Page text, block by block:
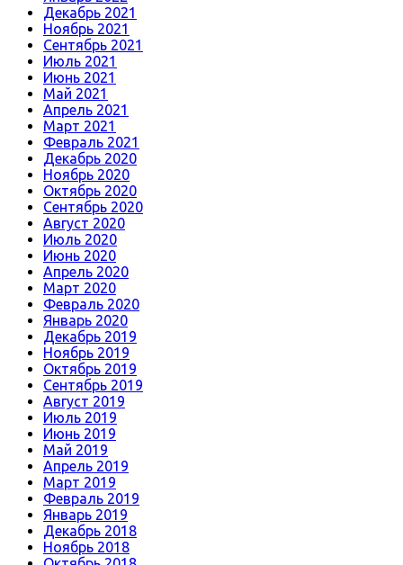
Декабрь 2021
Ноябрь 2021
Сентябрь 2021
Июль 2021
Июнь 2021
Май 2021
Апрель 2021
Март 2021
Февраль 2021
Декабрь 2020
Ноябрь 2020
Октябрь 2020
Сентябрь 2020
Август 2020
Июль 2020
Июнь 2020
Апрель 2020
Март 2020
Февраль 2020
Январь 2020
Декабрь 2019
Ноябрь 2019
Октябрь 2019
Сентябрь 2019
Август 2019
Июль 2019
Июнь 2019
Май 2019
Апрель 2019
Март 2019
Февраль 2019
Январь 2019
Декабрь 2018
Ноябрь 2018